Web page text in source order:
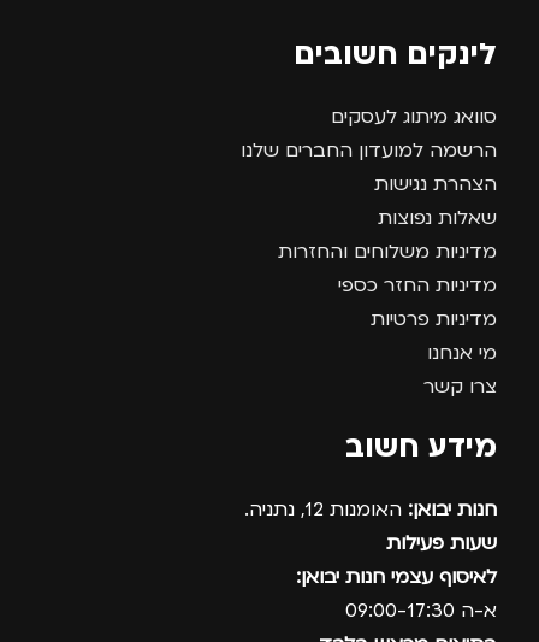
לינקים חשובים
סוואג מיתוג לעסקים
הרשמה למועדון החברים שלנו
הצהרת נגישות
שאלות נפוצות
מדיניות משלוחים והחזרות
מדיניות החזר כספי
מדיניות פרטיות
מי אנחנו
צרו קשר
מידע חשוב
חנות יבואן: האומנות 12, נתניה.
שעות פעילות
לאיסוף עצמי חנות יבואן:
א-ה 09:00-17:30